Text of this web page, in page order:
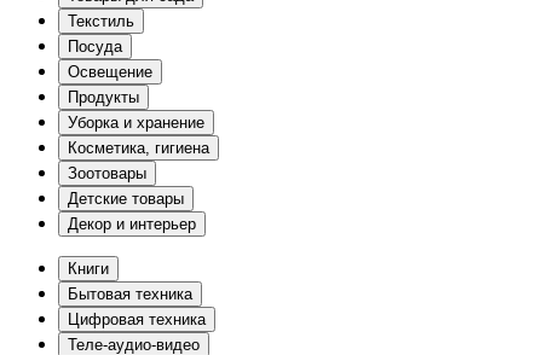
Текстиль
Посуда
Освещение
Продукты
Уборка и хранение
Косметика, гигиена
Зоотовары
Детские товары
Декор и интерьер
Книги
Бытовая техника
Цифровая техника
Теле-аудио-видео